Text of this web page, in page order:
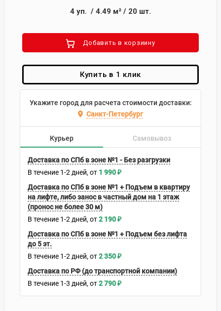
4 уп. / 4.49 м² / 20 шт.
Добавить в корзиину
Купить в 1 клик
Укажите город для расчета стоимости доставки:
Санкт-Петербург
Курьер Самовывоз
Доставка по СПб в зоне №1 - Без разгрузки
В течение 1-2 дней 1 990₽
Доставка по СПб в зоне №1 + Подъем в квартиру
на лифте, либо занос в частный дом на 1 этаж
(пронос не более 30 м)
В течение 1-2 дней 2 190₽
Доставка по СПб в зоне №1 + Подъем без лифта
до 5 эт.
В течение 1-2 дней 2 350₽
Доставка по РФ (до транспортной компании)
В течение 1-3 дней 2 790₽